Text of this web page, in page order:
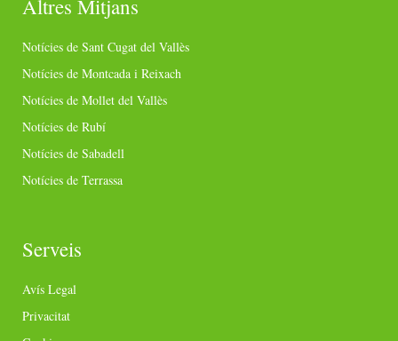
Altres Mitjans
Notícies de Sant Cugat del Vallès
Notícies de Montcada i Reixach
Notícies de Mollet del Vallès
Notícies de Rubí
Notícies de Sabadell
Notícies de Terrassa
Serveis
Avís Legal
Privacitat